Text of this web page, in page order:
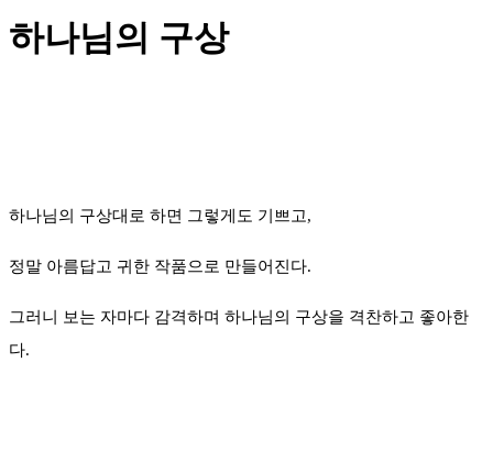
하나님의 구상
하나님의 구상대로 하면 그렇게도 기쁘고,
정말 아름답고 귀한 작품으로 만들어진다.
그러니 보는 자마다 감격하며 하나님의 구상을 격찬하고 좋아한
다.